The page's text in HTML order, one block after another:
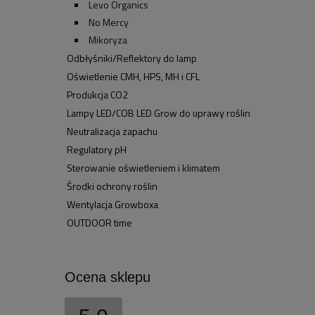
Levo Organics
No Mercy
Mikoryza
Odbłyśniki/Reflektory do lamp
Oświetlenie CMH, HPS, MH i CFL
Produkcja CO2
Lampy LED/COB LED Grow do uprawy roślin
Neutralizacja zapachu
Regulatory pH
Sterowanie oświetleniem i klimatem
Środki ochrony roślin
Wentylacja Growboxa
OUTDOOR time
Ocena sklepu